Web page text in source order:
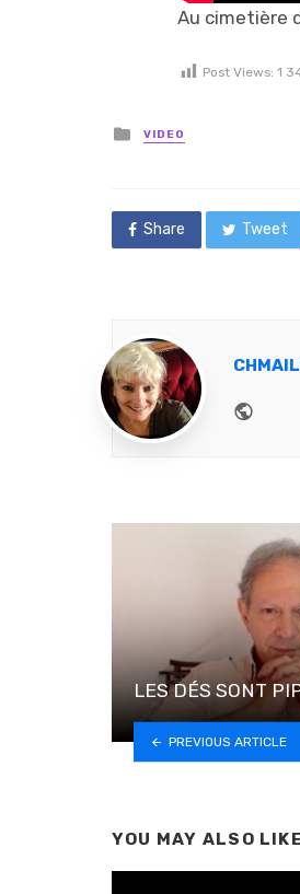
Au cimetière
Post Views: 1
Posted in
VIDEO
Share Tweet
LES DÉS SONT
PREVIOUS ARTICLE
YOU MAY ALSO LIKE